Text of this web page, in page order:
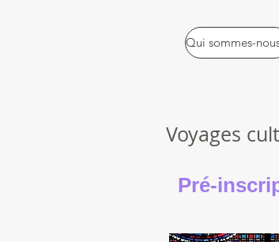
Qui sommes-
Voyages
Pré-